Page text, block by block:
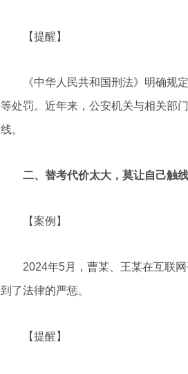
【提醒】
《中华人民共和国刑法》明确规定
等处罚。近年来，公安机关与相关部
线。
二、替考代价太大，莫让自己触线
【案例】
2024年5月，曹某、王某在互联网
到了法律的严惩。
【提醒】